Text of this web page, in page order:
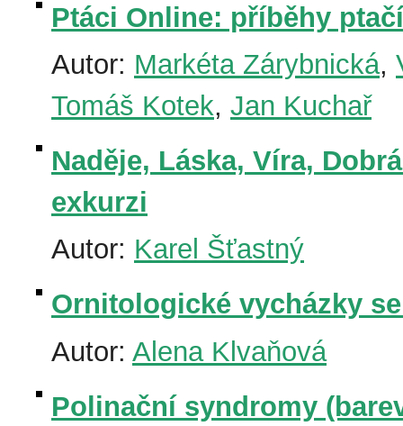
Ptáci Online: příběhy
Autor: Markéta Zárybnická,
Tomáš Kotek, Jan Kuchař
Naděje, Láska, Víra,
exkurzi
Autor: Karel Šťastný
Ornitologické vycházky
Autor: Alena Klvaňová
Polinační syndromy